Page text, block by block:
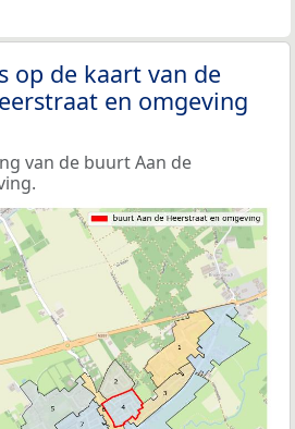
op de kaart van de
en omgeving
van de buurt Aan de